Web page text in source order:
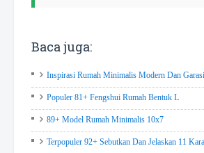
Baca juga:
Inspirasi Rumah Minimalis Modern Dan
Populer 81+ Fengshui Rumah Bentuk L
89+ Model Rumah Minimalis 10x7
Terpopuler 92+ Sebutkan Dan Jelaskan 11